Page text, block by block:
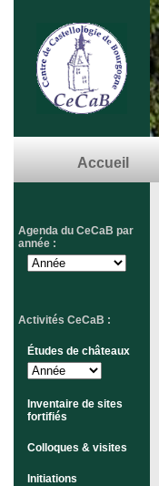
Accueil
Agenda du CeCaB par
année :
Activités CeCaB :
Études de châteaux
Inventaire de sites
fortifiés
Colloques & visites
Initiations